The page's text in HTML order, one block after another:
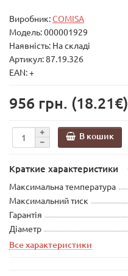
Виробник:COMISA
Модель:000001929
Наявність: На складі
Артикул: 87.19.326
EAN: +
956 грн. (18.21€)
В кошик
Краткие характеристики
Максимальна температура
Максимальний тиск
Гарантія
Діаметр
Все характеристики